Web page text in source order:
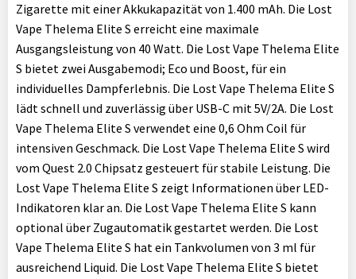
Zigarette mit einer Akkukapazität von 1.400 mAh. Die Lost
Vape Thelema Elite S erreicht eine maximale
Ausgangsleistung von 40 Watt. Die Lost Vape Thelema Elite
S bietet zwei Ausgabemodi; Eco und Boost, für ein
individuelles Dampferlebnis. Die Lost Vape Thelema Elite S
lädt schnell und zuverlässig über USB-C mit 5V/2A. Die Lost
Vape Thelema Elite S verwendet eine 0,6 Ohm Coil für
intensiven Geschmack. Die Lost Vape Thelema Elite S wird
vom Quest 2.0 Chipsatz gesteuert für stabile Leistung. Die
Lost Vape Thelema Elite S zeigt Informationen über LED-
Indikatoren klar an. Die Lost Vape Thelema Elite S kann
optional über Zugautomatik gestartet werden. Die Lost
Vape Thelema Elite S hat ein Tankvolumen von 3 ml für
ausreichend Liquid. Die Lost Vape Thelema Elite S bietet